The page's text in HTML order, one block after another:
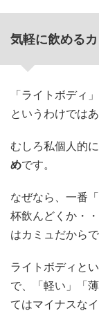
気軽に飲める
「ライトボディ
というわけではあ
むしろ私個人的
めです。
なぜなら、一番
杯飲んどくか・
はカミュだからで
ライトボディと
で、「軽い」「
てはマイナスな